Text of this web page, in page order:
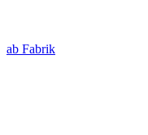
ab Fabrik